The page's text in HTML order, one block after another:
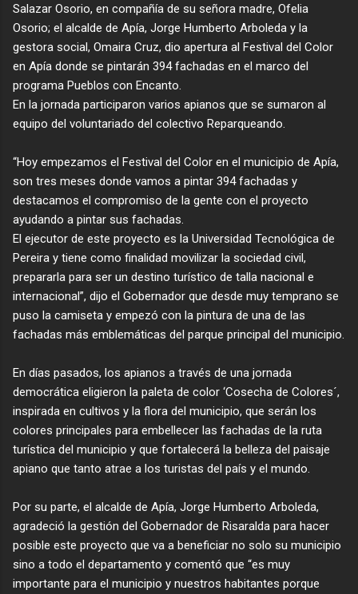
Salazar Osorio, en compañía de su señora madre, Ofelia
Osorio; el alcalde de Apía, Jorge Humberto Arboleda y la
gestora social, Omaira Cruz, dio apertura al Festival del Color
en Apía donde se pintarán 394 fachadas en el marco del
programa Pueblos con Encanto.
En la jornada participaron varios apianos que se sumaron al
equipo del voluntariado del colectivo Reparqueando.
“Hoy empezamos el Festival del Color en el municipio de Apía,
son tres meses donde vamos a pintar 394 fachadas y
destacamos el compromiso de la gente con el proyecto
ayudando a pintar sus fachadas.
El ejecutor de este proyecto es la Universidad Tecnológica de
Pereira y tiene como finalidad movilizar la sociedad civil,
prepararla para ser un destino turístico de talla nacional e
internacional”, dijo el Gobernador que desde muy temprano se
puso la camiseta y empezó con la pintura de una de las
fachadas más emblemáticas del parque principal del municipio.
En días pasados, los apianos a través de una jornada
democrática eligieron la paleta de color ‘Cosecha de Colores´,
inspirada en cultivos y la flora del municipio, que serán los
colores principales para embellecer las fachadas de la ruta
turística del municipio y que fortalecerá la belleza del paisaje
apiano que tanto atrae a los turistas del país y el mundo.
Por su parte, el alcalde de Apía, Jorge Humberto Arboleda,
agradeció la gestión del Gobernador de Risaralda para hacer
posible este proyecto que va a beneficiar no solo su municipio
sino a todo el departamento y comentó que “es muy
importante para el municipio y nuestros habitantes porque